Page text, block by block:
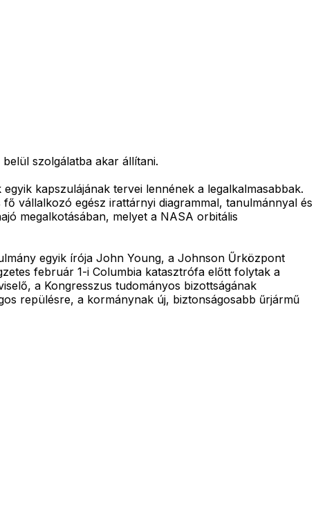
szolgálatba akar állítani.
kapszulájának tervei lennének a legalkalmasabbak.
vállalkozó egész irattárnyi diagrammal, tanulmánnyal és
megalkotásában, melyet a NASA orbitális
egyik írója John Young, a Johnson Űrközpont
február 1-i Columbia katasztrófa előtt folytak a
a Kongresszus tudományos bizottságának
repülésre, a kormánynak új, biztonságosabb űrjármű